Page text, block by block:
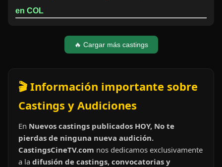
en COL
🔥 Cargar más castings
🎬 Información importante sobre
Castings y Audiciones
En Nuevos castings publicados HOY, No te
pierdas de ninguna nueva audición.
CastingsCineTV.com nos dedicamos exclusivamente
a la difusión de castings, convocatorias y